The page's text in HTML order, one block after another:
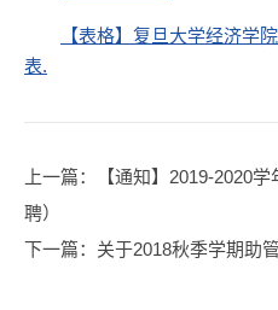
【表格】复旦大学经济学
表.
上一篇：【通知】2019-2020
聘）
下一篇：关于2018秋季学期助